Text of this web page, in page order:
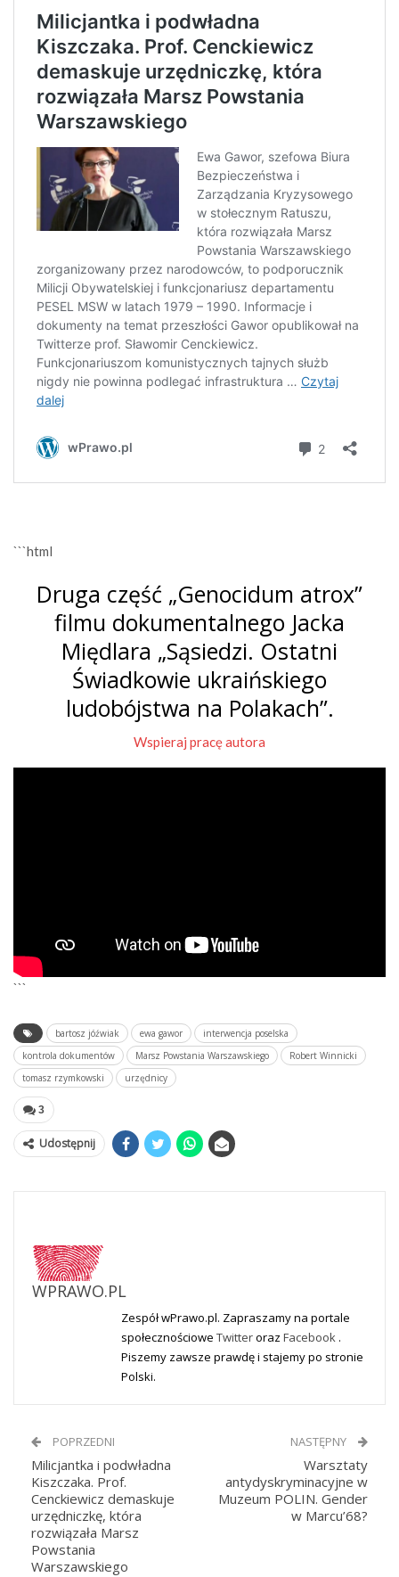
```html
Druga część „Genocidum atrox”
filmu dokumentalnego Jacka
Międlara „Sąsiedzi. Ostatni
Świadkowie ukraińskiego
ludobójstwa na Polakach”.
Wspieraj pracę autora
```
bartosz jóźwiak ewa gawor
interwencja poselska
kontrola dokumentów
Marsz Powstania Warszawskiego
Robert Winnicki
tomasz rzymkowski
urzędnicy
3
Udostępnij
WPRAWO.PL
Zespół wPrawo.pl. Zapraszamy na portale
społecznościowe Twitteroraz Facebook .
Piszemy zawsze prawdę i stajemy po stronie
Polski.
POPRZEDNI
Milicjantka i podwładna
Kiszczaka. Prof.
Cenckiewicz demaskuje
urzędniczkę, która
rozwiązała Marsz
Powstania
Warszawskiego
NASTĘPNY
Warsztaty
antydyskryminacyjne w
Muzeum POLIN. Gender
w Marcu’68?